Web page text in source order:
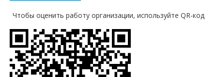
Чтобы оценить работу организации, используйте QR-код